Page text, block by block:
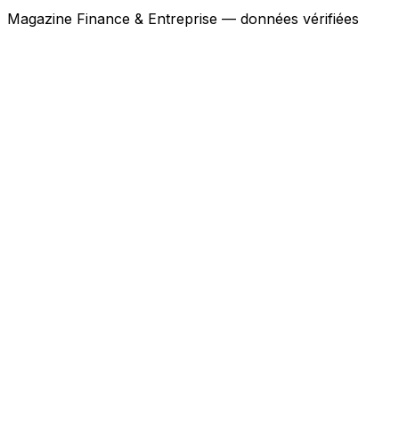
Magazine Finance & Entreprise — données vérifiées